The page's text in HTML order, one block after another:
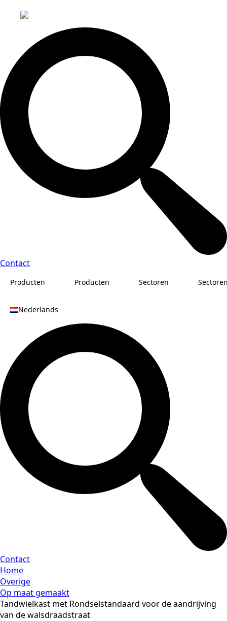
Contact
Producten Producten Sectoren
Nederlands
Contact
Home
Overige
Op maat gemaakt
Tandwielkast met Rondselstandaard voor de aandrijving
van de walsdraadstraat